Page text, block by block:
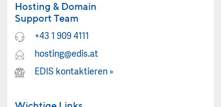
Hosting & Domain
Support Team
+43 1 909 4111
hosting@edis.at
EDIS kontaktieren »